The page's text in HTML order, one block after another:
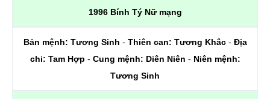
1996 Bính Tý Nữ mạng
Bản mệnh: Tương Sinh - Thiên can: Tương Khắc- Địa
chi: Tam Hợp - Cung mệnh: Diên Niên - Niên mệnh:
Tương Sinh